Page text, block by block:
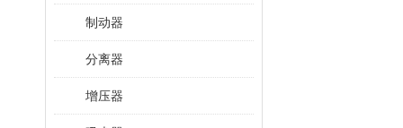
制动器
分离器
增压器